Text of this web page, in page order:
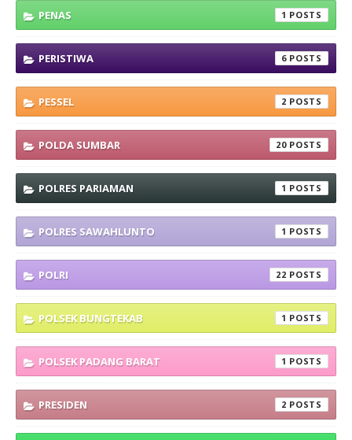
PENAS 1
PERISTIWA 6
PESSEL 2
POLDA SUMBAR 20
POLRES PARIAMAN 1
POLRES SAWAHLUNTO 1
POLRI 22
POLSEK BUNGTEKAB 1
POLSEK PADANG BARAT 1
PRESIDEN 2